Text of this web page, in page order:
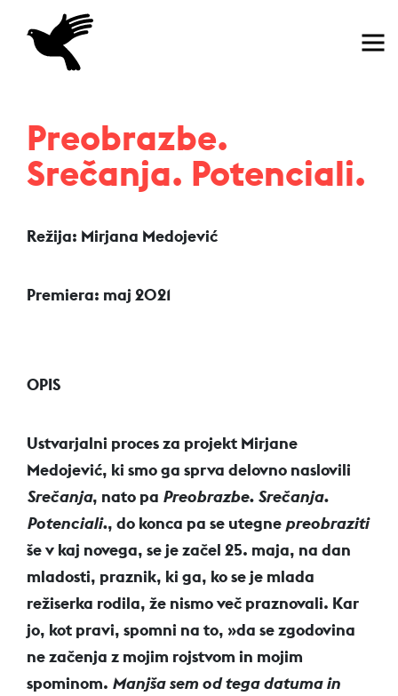
Domov
Preobrazbe.
Srečanja. Potenciali.
Režija: Mirjana Medojević
Premiera: maj 2021
OPIS
Ustvarjalni proces za projekt Mirjane
Medojević, ki smo ga sprva delovno naslovili
Srečanja, nato pa Preobrazbe. Srečanja.
Potenciali., do konca pa se utegne preobraziti
še v kaj novega, se je začel 25. maja, na dan
mladosti, praznik, ki ga, ko se je mlada
režiserka rodila, že nismo več praznovali. Kar
jo, kot pravi, spomni na to, »da se zgodovina
ne začenja z mojim rojstvom in mojim
spominom. Manjša sem od tega datuma in